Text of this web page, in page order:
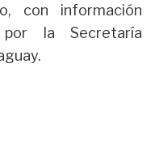
con información
por la Secretaría